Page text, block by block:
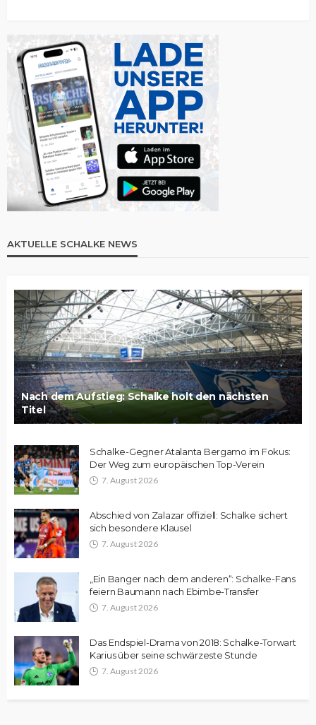
AKTUELLE SCHALKE NEWS
Nach dem Aufstieg: Schalke holt den nächsten
Titel
Schalke-Gegner Atalanta Bergamo im Fokus:
Der Weg zum europäischen Top-Verein
7. August 2026
Abschied von Zalazar offiziell: Schalke sichert
sich besondere Klausel
7. August 2026
„Ein Banger nach dem anderen“: Schalke-Fans
feiern Baumann nach Ebimbe-Transfer
7. August 2026
Das Endspiel-Drama von 2018: Schalke-Torwart
Karius über seine schwärzeste Stunde
7. August 2026